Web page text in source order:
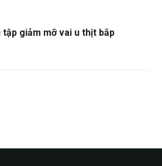
tập giảm mỡ vai u thịt bắp